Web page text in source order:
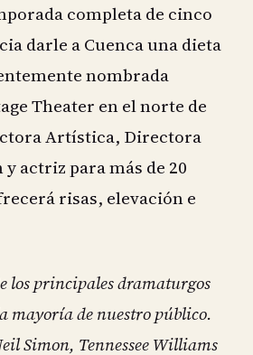
completa de cinco
darle a Cuenca una dieta
nombrada
Theater en el norte de
Artística, Directora
actriz para más de 20
risas, elevación e
los principales dramaturgos
mayoría de nuestro público.
Simon, Tennessee Williams